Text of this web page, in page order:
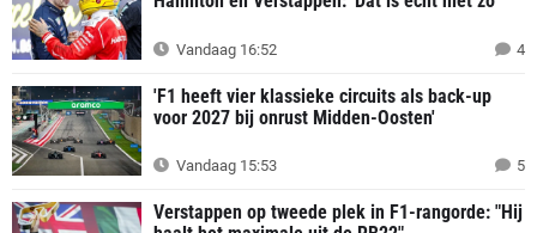
Vandaag 16:52 4
'F1 heeft vier klassieke circuits als back-up
voor 2027 bij onrust Midden-Oosten'
Vandaag 15:53 5
Verstappen op tweede plek in F1-rangorde: "Hij